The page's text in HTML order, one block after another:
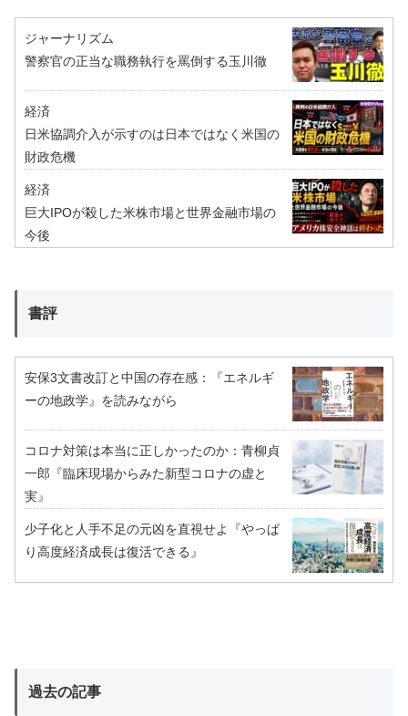
ジャーナリズム
警察官の正当な職務執行を罵倒する玉川徹
経済
日米協調介入が示すのは日本ではなく米国の
財政危機
経済
巨大IPOが殺した米株市場と世界金融市場の
今後
書評
安保3文書改訂と中国の存在感：『エネルギ
ーの地政学』を読みながら
コロナ対策は本当に正しかったのか：青柳貞
一郎『臨床現場からみた新型コロナの虚と
実』
少子化と人手不足の元凶を直視せよ『やっぱ
り高度経済成長は復活できる』
過去の記事